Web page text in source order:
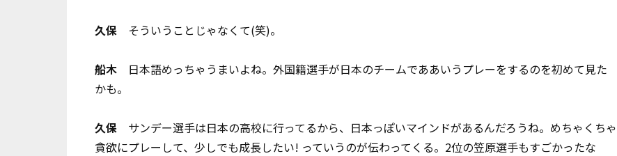
久保 そういうことじゃなくて(笑)。
船木 日本語めっちゃうまいよね。外国籍選手が日本のチームでああいうプレーをするのを初めて見た
かも。
久保 サンデー選手は日本の高校に行ってるから、日本っぽいマインドがあるんだろうね。めちゃくちゃ
貪欲にプレーして、少しでも成長したい! っていうのが伝わってくる。2位の笠原選手もすごかったな